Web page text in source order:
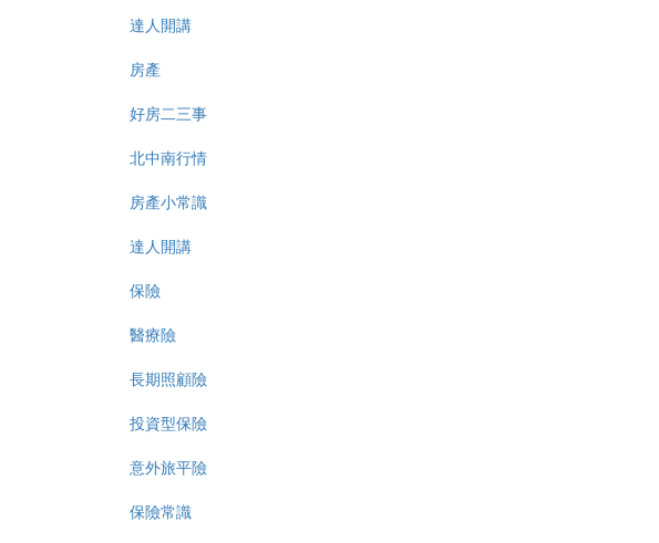
達人開講
房產
好房二三事
北中南行情
房產小常識
達人開講
保險
醫療險
長期照顧險
投資型保險
意外旅平險
保險常識